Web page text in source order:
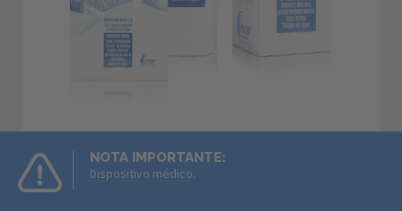
NOTA IMPORTANTE:
Dispositivo médico.